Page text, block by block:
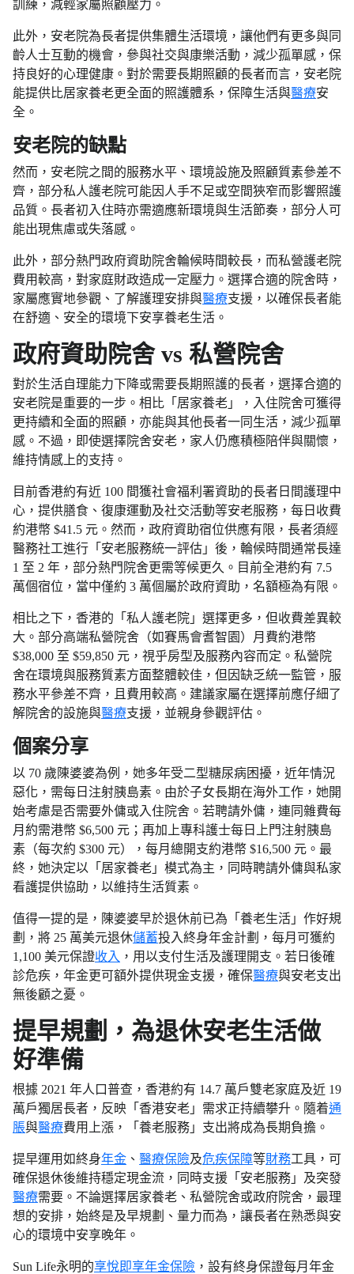
訓練，減輕家屬照顧壓力。
此外，安老院為長者提供集體生活環境，讓他們有更多與同
齡人士互動的機會，參與社交與康樂活動，減少孤單感，保
持良好的心理健康。對於需要長期照顧的長者而言，安老院
能提供比居家養老更全面的照護體系，保障生活與醫療安
全。
安老院的缺點
然而，安老院之間的服務水平、環境設施及照顧質素參差不
齊，部分私人護老院可能因人手不足或空間狹窄而影響照護
品質。長者初入住時亦需適應新環境與生活節奏，部分人可
能出現焦慮或失落感。
此外，部分熱門政府資助院舍輪候時間較長，而私營護老院
費用較高，對家庭財政造成一定壓力。選擇合適的院舍時，
家屬應實地參觀、了解護理安排與醫療支援，以確保長者能
在舒適、安全的環境下安享養老生活。
政府資助院舍 vs 私營院舍
對於生活自理能力下降或需要長期照護的長者，選擇合適的
安老院是重要的一步。相比「居家養老」，入住院舍可獲得
更持續和全面的照顧，亦能與其他長者一同生活，減少孤單
感。不過，即使選擇院舍安老，家人仍應積極陪伴與關懷，
維持情感上的支持。
目前香港約有近 100 間獲社會福利署資助的長者日間護理中
心，提供膳食、復康運動及社交活動等安老服務，每日收費
約港幣 $41.5 元。然而，政府資助宿位供應有限，長者須經
醫務社工進行「安老服務統一評估」後，輪候時間通常長達
1 至 2 年，部分熱門院舍更需等候更久。目前全港約有 7.5
萬個宿位，當中僅約 3 萬個屬於政府資助，名額極為有限。
相比之下，香港的「私人護老院」選擇更多，但收費差異較
大。部分高端私營院舍（如賽馬會耆智園）月費約港幣
$38,000 至 $59,850 元，視乎房型及服務內容而定。私營院
舍在環境與服務質素方面整體較佳，但因缺乏統一監管，服
務水平參差不齊，且費用較高。建議家屬在選擇前應仔細了
解院舍的設施與醫療支援，並親身參觀評估。
個案分享
以 70 歲陳婆婆為例，她多年受二型糖尿病困擾，近年情況
惡化，需每日注射胰島素。由於子女長期在海外工作，她開
始考慮是否需要外傭或入住院舍。若聘請外傭，連同雜費每
月約需港幣 $6,500 元；再加上專科護士每日上門注射胰島
素（每次約 $300 元），每月總開支約港幣 $16,500 元。最
終，她決定以「居家養老」模式為主，同時聘請外傭與私家
看護提供協助，以維持生活質素。
值得一提的是，陳婆婆早於退休前已為「養老生活」作好規
劃，將 25 萬美元退休儲蓄投入終身年金計劃，每月可獲約
1,100 美元保證收入 ，用以支付生活及護理開支。若日後確
診危疾，年金更可額外提供現金支援，確保醫療與安老支出
無後顧之憂。
提早規劃，為退休安老生活做
好準備
根據 2021 年人口普查，香港約有 14.7 萬戶雙老家庭及近 19
萬戶獨居長者，反映「香港安老」需求正持續攀升。隨着通
脹與醫療費用上漲，「養老服務」支出將成為長期負擔。
提早運用如終身年金 、 醫療保險及危疾保障等財務工具，可
確保退休後維持穩定現金流，同時支援「安老服務」及突發
醫療需要。不論選擇居家養老、私營院舍或政府院舍，最理
想的安排，始終是及早規劃、量力而為，讓長者在熟悉與安
心的環境中安享晚年。
Sun Life永明的享悅即享年金保險 ，設有終身保證每月年金